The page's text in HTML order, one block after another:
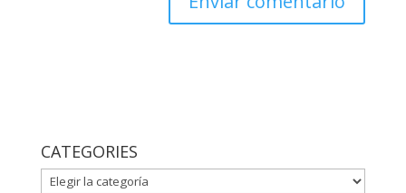
CATEGORIES
CATEGORIES